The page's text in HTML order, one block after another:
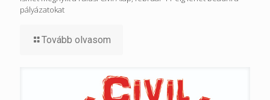
pályázatokat
Tovább olvasom